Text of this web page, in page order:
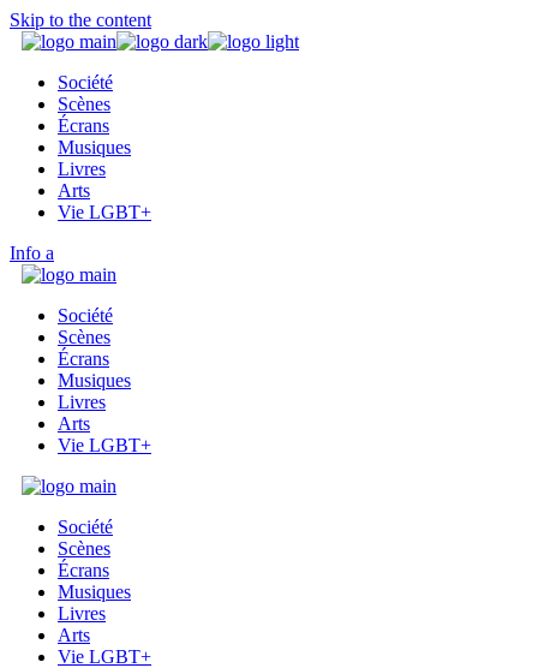
Skip to the content
Société
Scènes
Écrans
Musiques
Livres
Arts
Vie LGBT+
Info
Société
Scènes
Écrans
Musiques
Livres
Arts
Vie LGBT+
Société
Scènes
Écrans
Musiques
Livres
Arts
Vie LGBT+